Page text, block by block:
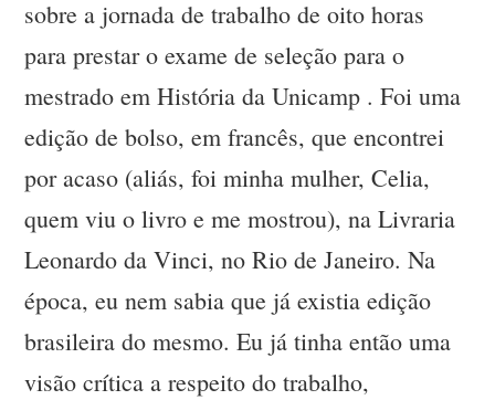
sobre a jornada de trabalho de oito horas
para prestar o exame de seleção para o
mestrado em História da Unicamp . Foi uma
edição de bolso, em francês, que encontrei
por acaso (aliás, foi minha mulher, Celia,
quem viu o livro e me mostrou), na Livraria
Leonardo da Vinci, no Rio de Janeiro. Na
época, eu nem sabia que já existia edição
brasileira do mesmo. Eu já tinha então uma
visão crítica a respeito do trabalho,